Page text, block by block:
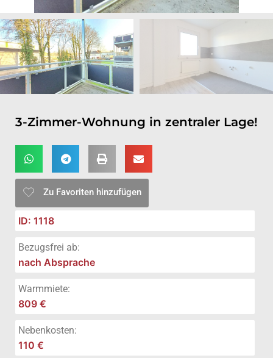
3-Zimmer-Wohnung in zentraler Lage!
Zu Favoriten hinzufügen
ID: 1118
Bezugsfrei ab:
nach Absprache
Warmmiete:
809 €
Nebenkosten:
110 €